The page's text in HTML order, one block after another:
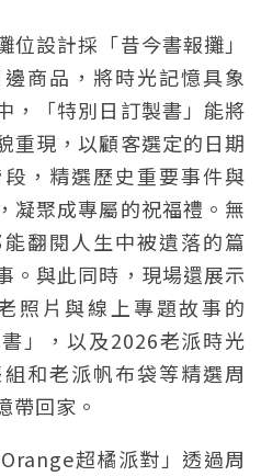
設計採「昔今書報攤」
商品，將時光記憶具象
，「特別日訂製書」能將
重現，以顧客選定的日期
，精選歷史重要事件與
凝聚成專屬的祝福禮。無
翻閱人生中被遺落的篇
。與此同時，現場還展示
照片與線上專題故事的
」，以及2026老派時光
和老派帆布袋等精選周
帶回家。
超橘派對」透過周